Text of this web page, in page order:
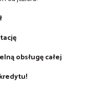
obsługę całej